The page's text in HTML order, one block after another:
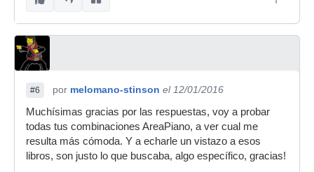
#6 por melomano-stinson el 12/01/2016
Muchísimas gracias por las respuestas, voy a probar
todas tus combinaciones AreaPiano, a ver cual me
resulta más cómoda. Y a echarle un vistazo a esos
libros, son justo lo que buscaba, algo específico, gracias!